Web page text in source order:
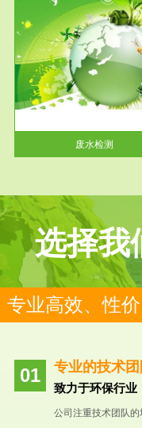
废水检测
服务范围
废气测试
检测范围工业废气检测
废气和无机废气。有机
包括...
选择我
专业高效、性
专业的技术
致力于环保行业
公司注重技术团队